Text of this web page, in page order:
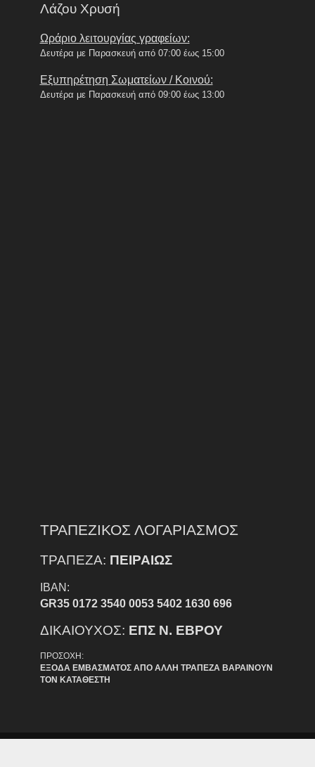
Λάζου Χρυσή
Ωράριο λειτουργίας γραφείων:
Δευτέρα με Παρασκευή από 07:00 έως 15:00
Εξυπηρέτηση Σωματείων / Κοινού:
Δευτέρα με Παρασκευή από 09:00 έως 13:00
ΤΡΑΠΕΖΙΚΟΣ ΛΟΓΑΡΙΑΣΜΟΣ
ΤΡΑΠΕΖΑ: ΠΕΙΡΑΙΩΣ
IBAN:
GR35 0172 3540 0053 5402 1630 696
ΔΙΚΑΙΟΥΧΟΣ: ΕΠΣ Ν. ΕΒΡΟΥ
ΠΡΟΣΟΧΗ:
ΕΞΟΔΑ ΕΜΒΑΣΜΑΤΟΣ ΑΠΟ ΑΛΛΗ ΤΡΑΠΕΖΑ ΒΑΡΑΙΝΟΥΝ
ΤΟΝ ΚΑΤΑΘΕΣΤΗ